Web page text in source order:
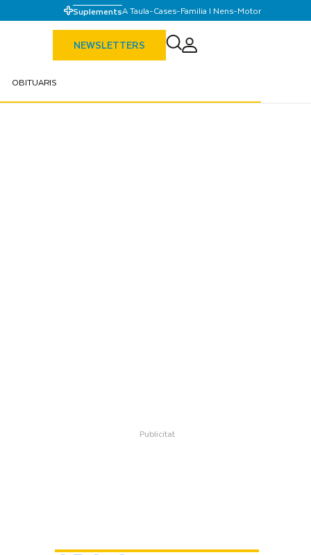
SuplementsA Taula-Cases-Familia I Nens-Motor
NEWSLETTERS
OBITUARIS